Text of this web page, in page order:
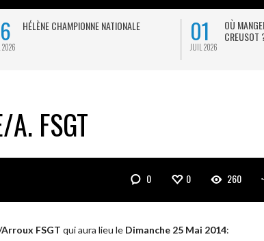
2026
HÉLÈNE CHAMPIONNE NATIONALE 01
JUIL 2026
OÙ
CREUSOT
A. FSGT
0 0 260
FSGT qui aura lieu le Dimanche 25 Mai 2014: